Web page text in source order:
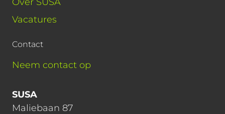
Vacatures
Contact
Neem contact op
SUSA
Maliebaan 87